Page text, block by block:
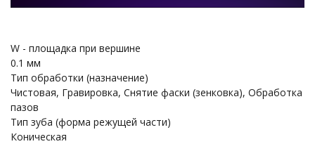
W - площадка при вершине
0.1 мм
Тип обработки (назначение)
Чистовая, Гравировка, Снятие фаски (зенковка), Обработка
пазов
Тип зуба (форма режущей части)
Коническая